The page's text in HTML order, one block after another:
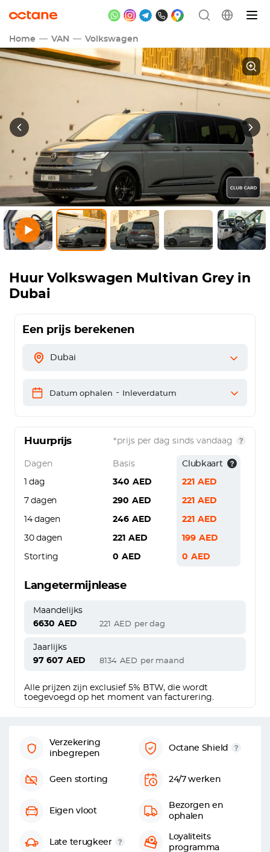
Home VAN Volkswagen
Huur Volkswagen Multivan Greyin
Dubai
Een prijs berekenen
Dubai
Datum ophalen - Inleverdatum
Huurprijs *prijs per dag sinds vandaag
Dagen Basis Clubkaart
1 dag 340 AED 221 AED
7 dagen 290 AED 221 AED
14 dagen 246 AED 221 AED
30 dagen 221 AED 199 AED
Storting 0 AED 0 AED
Langetermijnlease
Maandelijks
6630 AED 221 AED per dag
Jaarlijks
97 607 AED 8134 AED per maand
Alle prijzen zijn exclusief 5% BTW, die wordt
toegevoegd op het moment van facturering.
Verzekering
inbegrepen
Octane Shield
Geen storting 24/7 werken
Eigen vloot
Bezorgen en
ophalen
Late terugkeer
Loyaliteits
programma